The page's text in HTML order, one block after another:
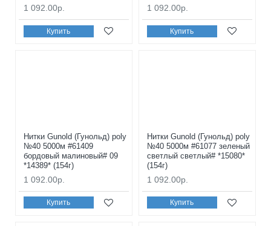
1 092.00р.
Купить
1 092.00р.
Купить
Нитки Gunold (Гунольд) poly
№40 5000м #61409
бордовый малиновый# 09
*14389* (154г)
1 092.00р.
Купить
Нитки Gunold (Гунольд) poly
№40 5000м #61077 зеленый
светлый светлый# *15080*
(154г)
1 092.00р.
Купить